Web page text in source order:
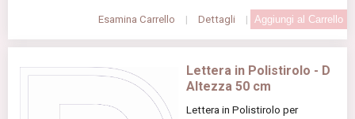
Esamina Carrello | Dettagli |
Lettera in Polistirolo - D
Altezza 50 cm
Lettera in Polistirolo per